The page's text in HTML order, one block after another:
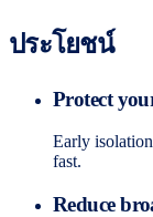
ประโยชน์
Protect
Early
fast.
Reduce